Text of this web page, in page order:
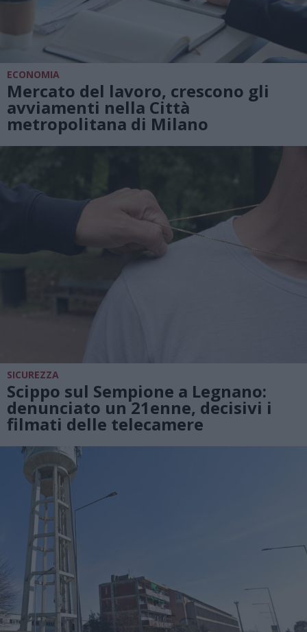
ECONOMIA
Mercato del lavoro, crescono gli
avviamenti nella Città
metropolitana di Milano
SICUREZZA
Scippo sul Sempione a Legnano:
denunciato un 21enne, decisivi i
filmati delle telecamere